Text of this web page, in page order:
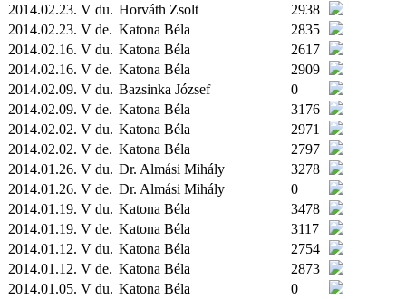
2014.02.23. V du. Horváth Zsolt
2938
2014.02.23. V de. Katona Béla
2835
2014.02.16. V du. Katona Béla
2617
2014.02.16. V de. Katona Béla
2909
2014.02.09. V du. Bazsinka József
0
2014.02.09. V de. Katona Béla
3176
2014.02.02. V du. Katona Béla
2971
2014.02.02. V de. Katona Béla
2797
2014.01.26. V du. Dr. Almási Mihály
3278
2014.01.26. V de. Dr. Almási Mihály
0
2014.01.19. V du. Katona Béla
3478
2014.01.19. V de. Katona Béla
3117
2014.01.12. V du. Katona Béla
2754
2014.01.12. V de. Katona Béla
2873
2014.01.05. V du. Katona Béla
0